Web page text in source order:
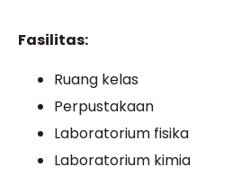
Fasilitas:
Ruang kelas
Perpustakaan
Laboratorium fisika
Laboratorium kimia